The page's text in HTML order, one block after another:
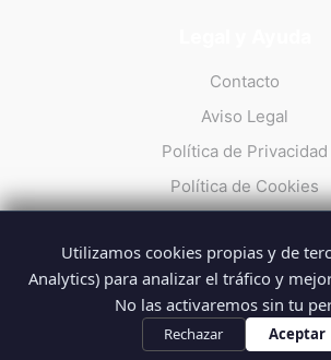
Contacto
Aviso Legal
Política de Privacidad
Política de Cookies
© 2026 Summarios · La web no oficial de
SUMMA 112
Utilizamos cookies propias y de
Analytics) para analizar el tráfico y
No las activaremos sin tu
Rechazar Aceptar